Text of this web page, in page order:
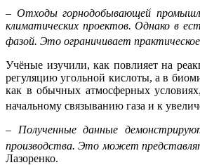
– Отходы горнодобывающей
климатических проектов. Однако в
фазой. Это ограничивает
Учёные изучили, как повлияет на
регуляцию угольной кислоты, а в
как в обычных атмосферных
начальному связыванию газа и к
– Полученные данные
производства. Это может
Лазоренко.